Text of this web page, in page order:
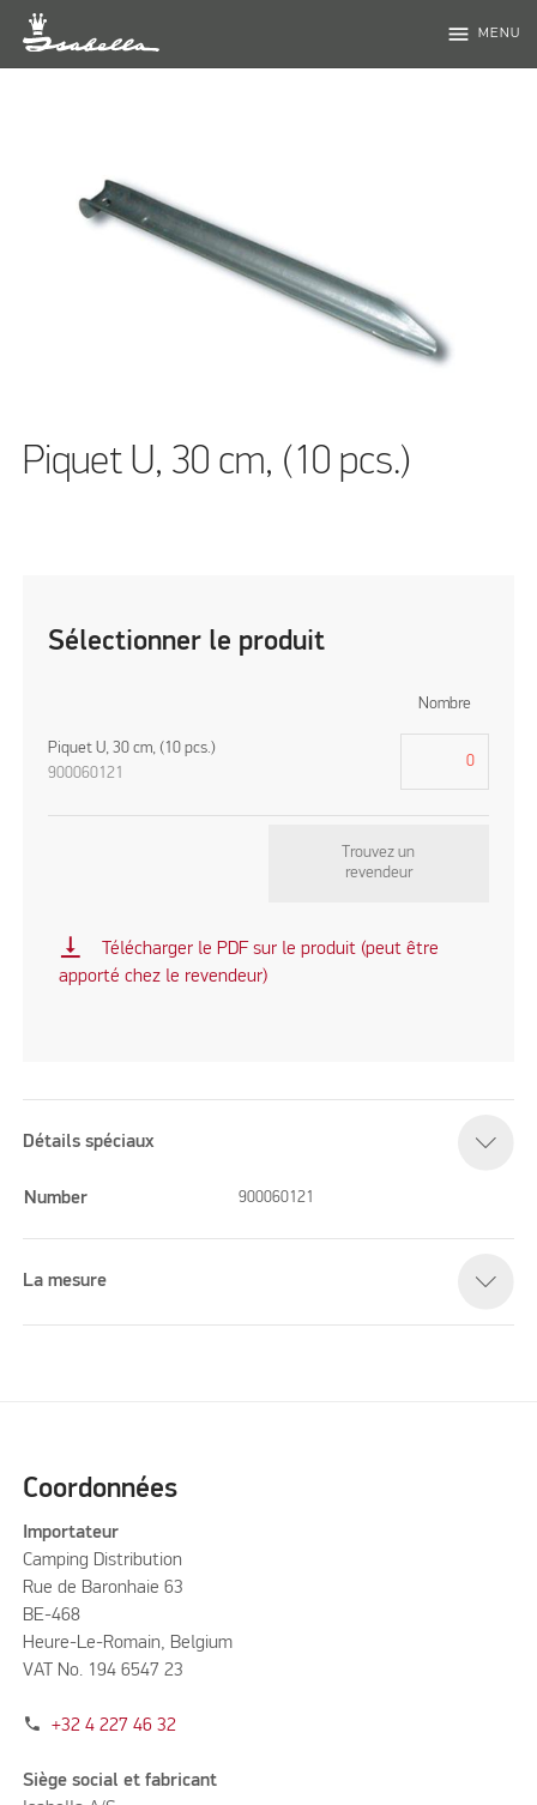
menu MENU
Piquet U, 30 cm, (10 pcs.)
Sélectionner le produit
Nombre
Piquet U, 30 cm, (10 pcs.)
900060121
Trouvez un
revendeur
vertical_align_bottom
Télécharger le PDF sur le produit (peut être
apporté chez le revendeur)
Détails spéciaux
Number 900060121
La mesure
Coordonnées
Importateur
Camping Distribution
Rue de Baronhaie 63
BE-468
Heure-Le-Romain, Belgium
VAT No. 194 6547 23
phone +32 4 227 46 32
Siège social et fabricant